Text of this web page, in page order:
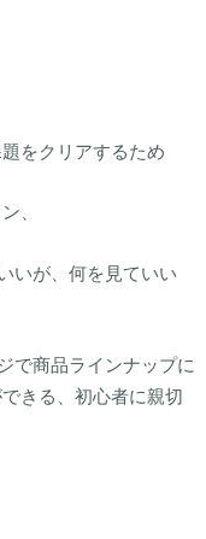
をクリアするため
、
いが、何を見ていい
で商品ラインナップに
きる、初心者に親切